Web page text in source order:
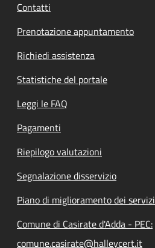
Contatti
Prenotazione appuntamento
Richiedi assistenza
Statistiche del portale
Leggi le FAQ
Pagamenti
Riepilogo valutazioni
Segnalazione disservizio
Piano di miglioramento dei servizi
Comune di Casirate d'Adda - PEC:
comune.casirate@halleycert.it